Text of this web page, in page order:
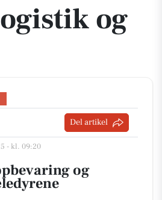
og
Del artikel
- kl. 09:20
og